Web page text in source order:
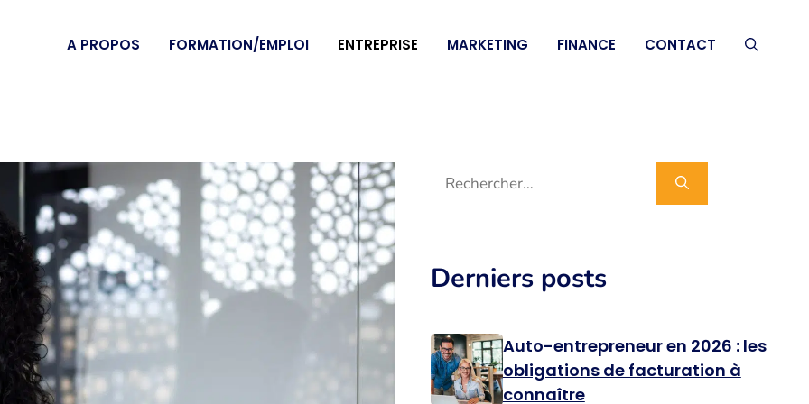
A PROPOS FORMATION/EMPLOI ENTREPRISE MARKETING FINANCE CONTACT
Rechercher :
Derniers posts
Auto-entrepreneur en 2026 : les
obligations de facturation à
connaître